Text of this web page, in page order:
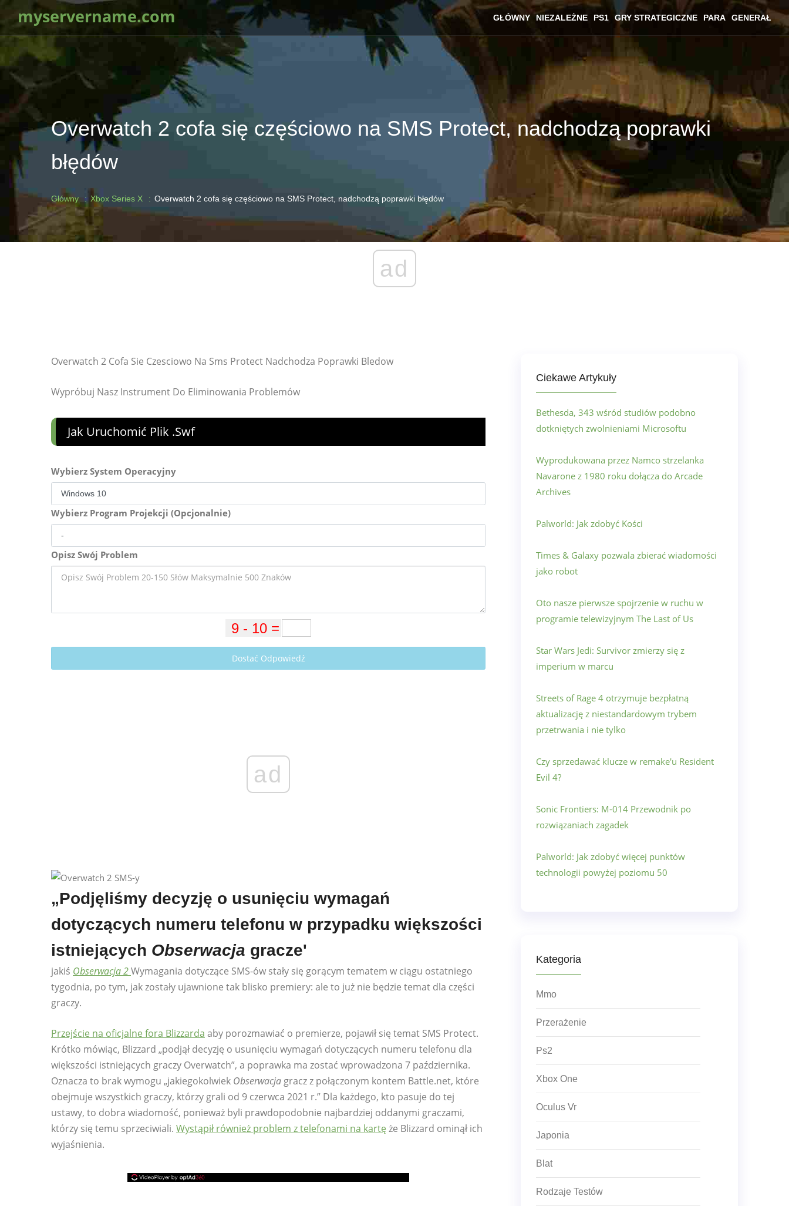
myservername.com GŁÓWNY NIEZALEŻNE PS1 GRY STRATEGICZNE PARA GENERAŁ
Overwatch 2 cofa się częściowo na SMS Protect, nadchodzą poprawki
błędów
Główny Xbox Series X Overwatch 2 cofa się częściowo na SMS Protect, nadchodzą poprawki błędów
ad
Overwatch 2 Cofa Sie Czesciowo Na Sms Protect Nadchodza Poprawki Bledow
Wypróbuj Nasz Instrument Do Eliminowania Problemów
Jak Uruchomić Plik .swf
Wybierz System Operacyjny
Wybierz Program Projekcji (Opcjonalnie)
Opisz Swój Problem
Dostać Odpowiedź
ad
„Podjęliśmy decyzję o usunięciu wymagań
dotyczących numeru telefonu w przypadku większości
istniejących Obserwacja gracze'
jakiś Obserwacja 2Wymagania dotyczące SMS-ów stały się gorącym tematem w ciągu ostatniego
tygodnia, po tym, jak zostały ujawnione tak blisko premiery: ale to już nie będzie temat dla części
graczy.
Przejście na oficjalne fora Blizzarda aby porozmawiać o premierze, pojawił się temat SMS Protect.
Krótko mówiąc, Blizzard „podjął decyzję o usunięciu wymagań dotyczących numeru telefonu dla
większości istniejących graczy Overwatch”, a poprawka ma zostać wprowadzona 7 października.
Oznacza to brak wymogu „jakiegokolwiek Obserwacjagracz z połączonym kontem Battle.net, które
obejmuje wszystkich graczy, którzy grali od 9 czerwca 2021 r.” Dla każdego, kto pasuje do tej
ustawy, to dobra wiadomość, ponieważ byli prawdopodobnie najbardziej oddanymi graczami,
którzy się temu sprzeciwiali. Wystąpił również problem z telefonami na kartę że Blizzard ominął ich
wyjaśnienia.
Ciekawe Artykuły
Bethesda, 343 wśród studiów podobno
dotkniętych zwolnieniami Microsoftu
Wyprodukowana przez Namco strzelanka
Navarone z 1980 roku dołącza do Arcade
Archives
Palworld: Jak zdobyć Kości
Times & Galaxy pozwala zbierać wiadomości
jako robot
Oto nasze pierwsze spojrzenie w ruchu w
programie telewizyjnym The Last of Us
Star Wars Jedi: Survivor zmierzy się z
imperium w marcu
Streets of Rage 4 otrzymuje bezpłatną
aktualizację z niestandardowym trybem
przetrwania i nie tylko
Czy sprzedawać klucze w remake'u Resident
Evil 4?
Sonic Frontiers: M-014 Przewodnik po
rozwiązaniach zagadek
Palworld: Jak zdobyć więcej punktów
technologii powyżej poziomu 50
Kategoria
Mmo
Przerażenie
Ps2
Xbox One
Oculus Vr
Japonia
Blat
Rodzaje Testów